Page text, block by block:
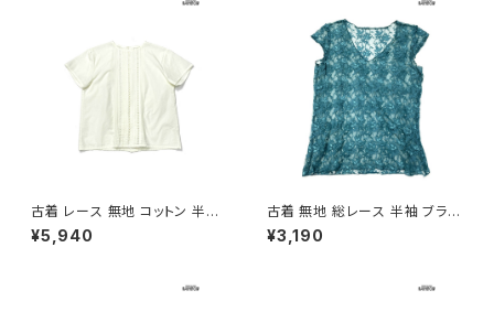
古着 レース 無地 コットン 半袖
ブラウス パステル 黄 (ttu2605
034)
¥5,940
古着 無地 総レース 半袖 ブラウ
ス 緑 (ttu2606009)
¥3,190